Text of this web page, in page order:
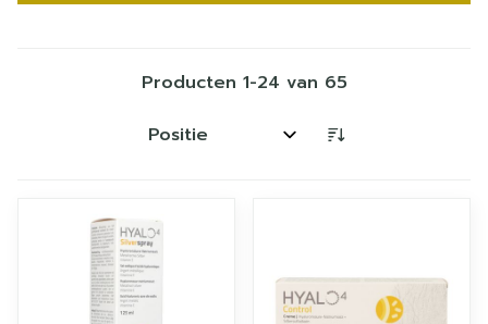
Producten 1-24 van 65
Sorteer op: